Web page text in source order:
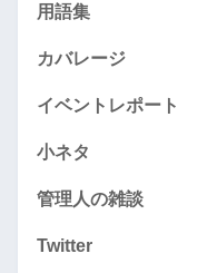
用語集
カバレージ
イベントレポート
小ネタ
管理人の雑談
Twitter